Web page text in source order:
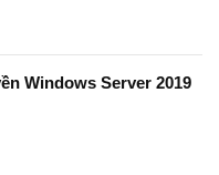
Windows Server 2019